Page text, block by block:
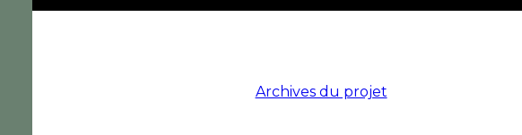
Archives du projet